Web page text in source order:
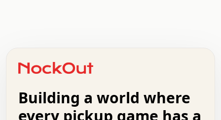
+   .   .   .   .   .   .   .   .   .   +   .   .
.   .   .   .   .   .   .   .   .   .   .   :   .
.   .   .   .   +   .   .   .   .   .   .   .   +
Building a world where
every pickup game has a